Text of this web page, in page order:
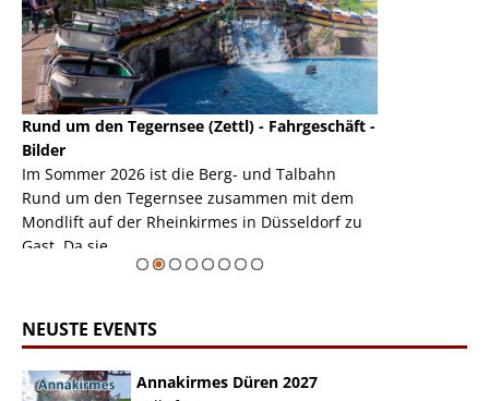
Rund um den Tegernsee (Zettl) - Fahrgeschäft -
Bilder
Im Sommer 2026 ist die Berg- und Talbahn
Rund um den Tegernsee zusammen mit dem
Mondlift auf der Rheinkirmes in Düsseldorf zu
Gast. Da sie ...
NEUSTE EVENTS
Annakirmes Düren 2027